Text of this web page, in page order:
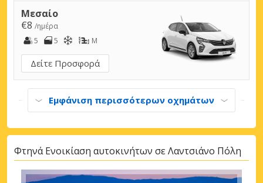
Μεσαίο
€8 /ημέρα
5
5 M
Δείτε Προσφορά
Εμφάνιση περισσότερων οχημάτων
Φτηνά Ενοικίαση αυτοκινήτων σε Λαντσιάνο Πόλη